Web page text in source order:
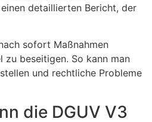
detaillierten Bericht, der
sofort Maßnahmen
zu beseitigen. So kann man
und rechtliche Probleme
die DGUV V3